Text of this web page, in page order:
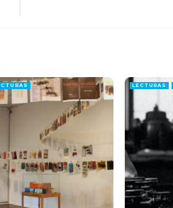
LECTURAS